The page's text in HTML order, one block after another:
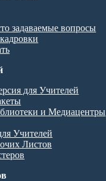
задаваемые вопросы
для Учителей
и Медиацентры
Учителей
Листов